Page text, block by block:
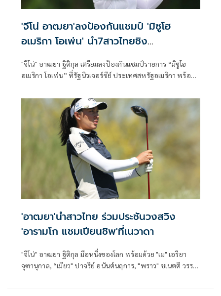
'จีโน่ อาฒยา'ลงป้องกันแชมป์ 'มิซูโฮ
อเมริกา โอเพ่น' นำ7สาวไทยชิง
"จีโน่" อาฒยา ฐิติกุล เตรียมลงป้องกันแชมป์รายการ “มิซูโฮ
อเมริกา โอเพ่น” ที่รัฐนิวเจอร์ซีย์ ประเทศสหรัฐอเมริกา พร้อม
จุฑานุกาล, "เมียว" ปาจรีย์ อนันต์นฤการ, "พราว" ชเนตตี วรรณ
แสน, "เปียโน" อาภิชญา ยุบล, จัสมิน สุวัณณะปุระ และ "โม" โมรี
ยา จุฑานุกาล ร่วมประชันกับโปรสาวระดับโลก ชิงเงินรางวัลรวม
กว่า 105.7 ล้านบาท
'อาฒยา'นำสาวไทย ร่วมประชันวงสวิง
'อารามโก แชมเปียนชิพ'ที่เนวาดา
"จีโน่" อาฒยา ฐิติกุล มือหนึ่งของโลก พร้อมด้วย "เม" เอรียา
จุฑานุกาล, “เมียว" ปาจรีย์ อนันต์นฤการ, "พราว" ชเนตตี วรรณ